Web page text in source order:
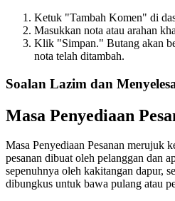
Ketuk "Tambah Komen" di
Masukkan nota atau arahan
Klik "Simpan." Butang akan
nota telah ditambah.
Soalan Lazim dan
Masa Penyediaan
Masa Penyediaan Pesanan merujuk
pesanan dibuat oleh pelanggan dan
sepenuhnya oleh kakitangan dapur,
dibungkus untuk bawa pulang atau